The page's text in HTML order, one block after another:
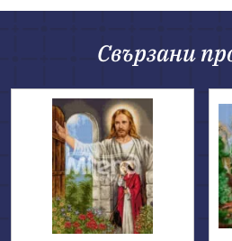
Свързани